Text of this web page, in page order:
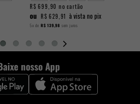
R$ 699,90 no cartão
ou R$ 629,91 à vista no pix
5x de R$ 139,98 sem juros
nosso App